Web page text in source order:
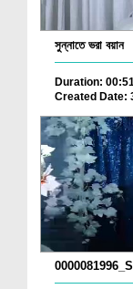
সুন্নাতে ভরা বয়ান
Duration:
Created Date: